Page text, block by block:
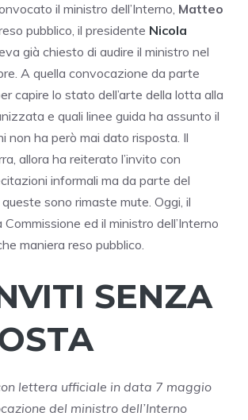
il ministro dell’Interno, Matteo
pubblico, il presidente Nicola
già chiesto di audire il ministro nel
A quella convocazione da parte
capire lo stato dell’arte della lotta alla
e quali linee guida ha assunto il
non ha però mai dato risposta. Il
allora ha reiterato l’invito con
informali ma da parte del
sono rimaste mute. Oggi, il
ed il ministro dell’Interno
maniera reso pubblico.
SENZA
lettera ufficiale in data 7 maggio
del ministro dell’Interno